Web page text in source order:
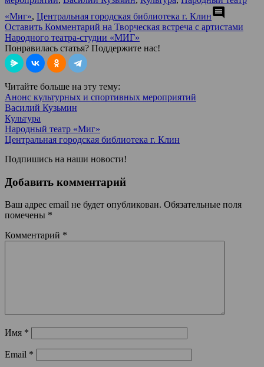
«Миг», Центральная городская библиотека г. Клинcomment
Оставить Комментарий на Творческая встреча с артистами
Народного театра-студии «МИГ»
Понравилась статья? Поддержите нас!
Читайте больше на эту тему:
Анонс культурных и спортивных мероприятий
Василий Кузьмин
Культура
Народный театр «Миг»
Центральная городская библиотека г. Клин
Подпишись на наши новости!
Добавить комментарий
Ваш адрес email не будет опубликован. Обязательные поля
помечены *
Комментарий *
Имя *
Email *